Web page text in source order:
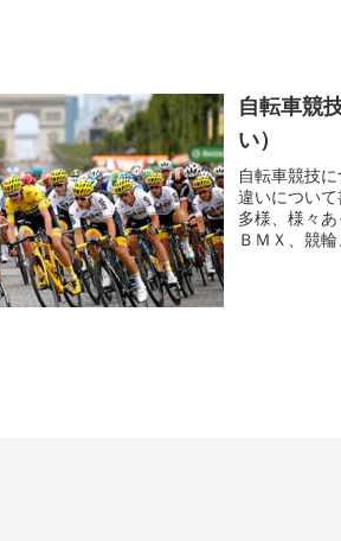
自転車競
い）
自転車競技
違いについ
多様、様々
ＢＭＸ、競